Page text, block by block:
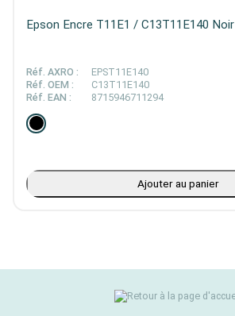
Epson Encre T11E1 / C13T11E140 Noir
Réf. AXRO :
EPST11E140
Réf. OEM :
C13T11E140
Réf. EAN :
8715946711294
Ajouter au panier